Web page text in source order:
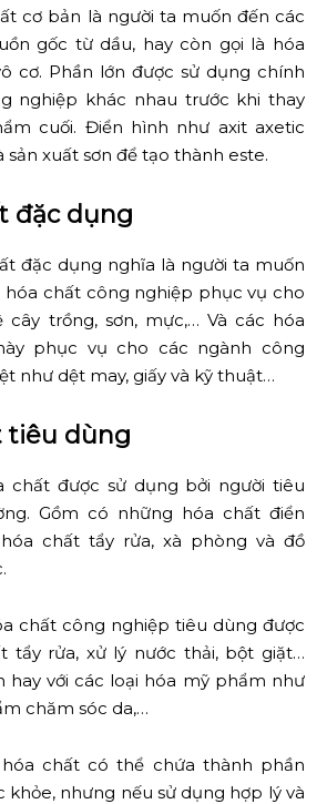
cơ bản là người ta muốn đến các
gốc từ dầu, hay còn gọi là hóa
cơ. Phần lớn được sử dụng chính
nghiệp khác nhau trước khi thay
cuối. Điển hình như axit axetic
xuất sơn để tạo thành este.
đặc dụng
đặc dụng nghĩa là người ta muốn
hóa chất công nghiệp phục vụ cho
trồng, sơn, mực,… Và các hóa
phục vụ cho các ngành công
như dệt may, giấy và kỹ thuật…
tiêu dùng
chất được sử dụng bởi người tiêu
Gồm có những hóa chất điển
chất tẩy rửa, xà phòng và đồ
chất công nghiệp tiêu dùng được
tẩy rửa, xử lý nước thải, bột giặt…
hay với các loại hóa mỹ phẩm như
chăm sóc da,…
chất có thể chứa thành phần
khỏe, nhưng nếu sử dụng hợp lý và